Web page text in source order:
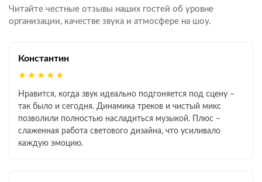
Читайте честные отзывы наших гостей об уровне
организации, качестве звука и атмосфере на шоу.
Константин
★★★★★
Нравится, когда звук идеально подгоняется под сцену –
так было и сегодня. Динамика треков и чистый микс
позволили полностью насладиться музыкой. Плюс –
слаженная работа светового дизайна, что усиливало
каждую эмоцию.